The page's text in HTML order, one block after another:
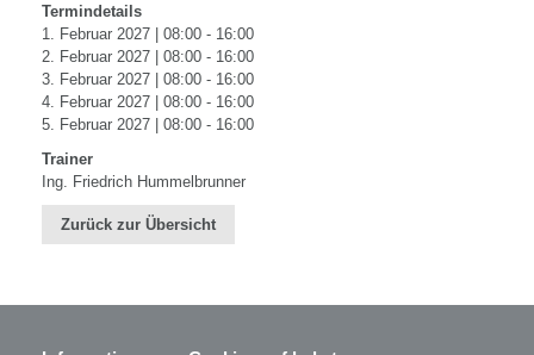
Termindetails
1. Februar 2027 | 08:00 - 16:00
2. Februar 2027 | 08:00 - 16:00
3. Februar 2027 | 08:00 - 16:00
4. Februar 2027 | 08:00 - 16:00
5. Februar 2027 | 08:00 - 16:00
Trainer
Ing. Friedrich Hummelbrunner
Zurück zur Übersicht